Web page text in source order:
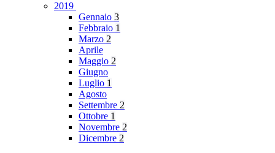
2019
Gennaio 3
Febbraio 1
Marzo 2
Aprile
Maggio 2
Giugno
Luglio 1
Agosto
Settembre 2
Ottobre 1
Novembre 2
Dicembre 2